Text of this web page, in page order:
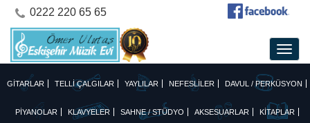
0222 220 65 65
GİTARLAR TELLİ ÇALGILAR YAYLILAR NEFESLİLER DAVUL / PERKÜSYON
PİYANOLAR KLAVYELER SAHNE / STÜDYO AKSESUARLAR KİTAPLAR